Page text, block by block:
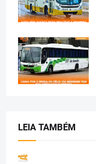
LEIA TAMBÉM